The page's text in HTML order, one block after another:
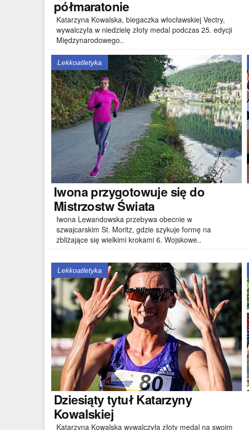
półmaratonie
Katarzyna Kowalska, biegaczka włocławskiej Vectry,
wywalczyła w niedzielę złoty medal podczas 25. edycji
Międzynarodowego..
Lekkoatletyka
Iwona przygotowuje się do
Mistrzostw Świata
Iwona Lewandowska przebywa obecnie w
szwajcarskim St. Moritz, gdzie szykuje formę na
zbliżające się wielkimi krokami 6. Wojskowe..
Lekkoatletyka
Dziesiątytytuł Katarzyny
Kowalskiej
Katarzyna Kowalska wywalczyła złoty medal na swoim